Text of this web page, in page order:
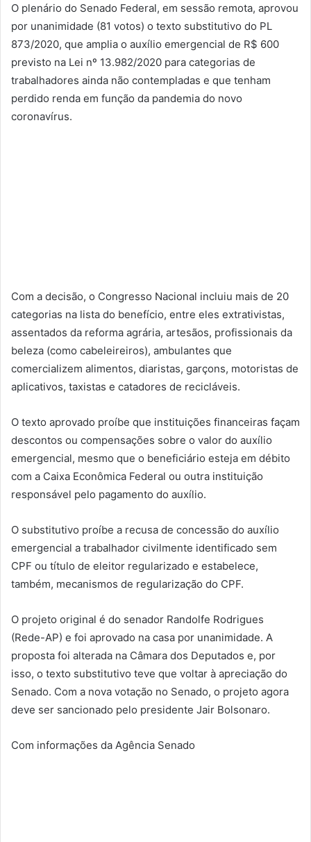
O plenário do Senado Federal, em sessão remota, aprovou
por unanimidade (81 votos) o texto substitutivo do PL
873/2020, que amplia o auxílio emergencial de R$ 600
previsto na Lei nº 13.982/2020 para categorias de
trabalhadores ainda não contempladas e que tenham
perdido renda em função da pandemia do novo
coronavírus.
Com a decisão, o Congresso Nacional incluiu mais de 20
categorias na lista do benefício, entre eles extrativistas,
assentados da reforma agrária, artesãos, profissionais da
beleza (como cabeleireiros), ambulantes que
comercializem alimentos, diaristas, garçons, motoristas de
aplicativos, taxistas e catadores de recicláveis.
O texto aprovado proíbe que instituições financeiras façam
descontos ou compensações sobre o valor do auxílio
emergencial, mesmo que o beneficiário esteja em débito
com a Caixa Econômica Federal ou outra instituição
responsável pelo pagamento do auxílio.
O substitutivo proíbe a recusa de concessão do auxílio
emergencial a trabalhador civilmente identificado sem
CPF ou título de eleitor regularizado e estabelece,
também, mecanismos de regularização do CPF.
O projeto original é do senador Randolfe Rodrigues
(Rede-AP) e foi aprovado na casa por unanimidade. A
proposta foi alterada na Câmara dos Deputados e, por
isso, o texto substitutivo teve que voltar à apreciação do
Senado. Com a nova votação no Senado, o projeto agora
deve ser sancionado pelo presidente Jair Bolsonaro.
Com informações da Agência Senado